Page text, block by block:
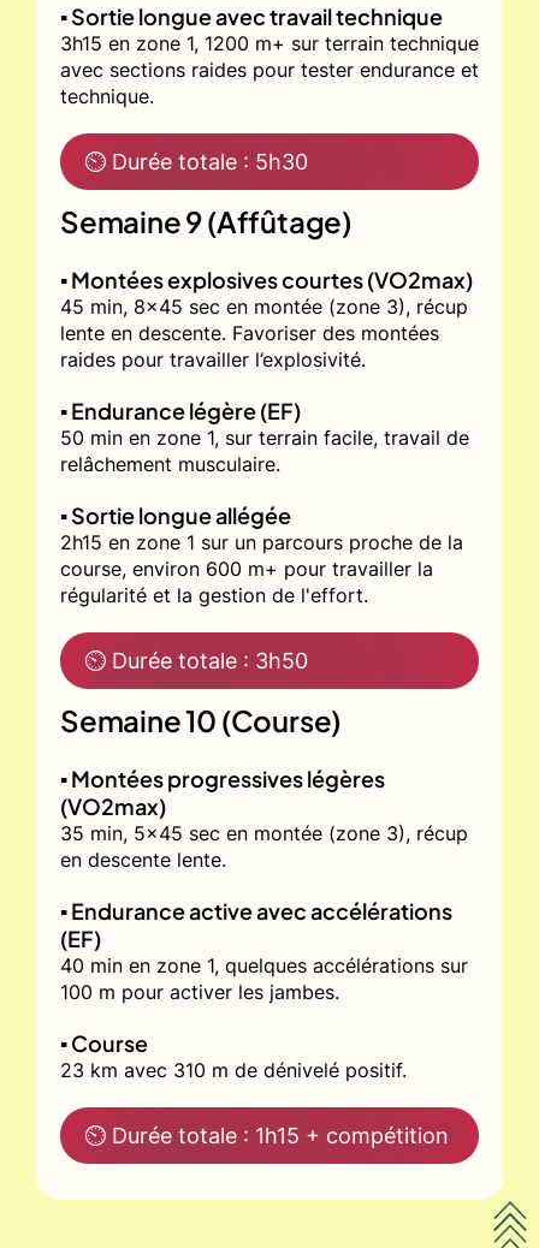
▪️ Sortie longue avec travail technique
3h15 en zone 1, 1200 m+ sur terrain technique
avec sections raides pour tester endurance et
technique.
⏲ Durée totale : 5h30
Semaine 9 (Affûtage)
▪️ Montées explosives courtes (VO2max)
45 min, 8x45 sec en montée (zone 3), récup
lente en descente. Favoriser des montées
raides pour travailler l’explosivité.
▪️ Endurance légère (EF)
50 min en zone 1, sur terrain facile, travail de
relâchement musculaire.
▪️ Sortie longue allégée
2h15 en zone 1 sur un parcours proche de la
course, environ 600 m+ pour travailler la
régularité et la gestion de l'effort.
⏲ Durée totale : 3h50
Semaine 10 (Course)
▪️ Montées progressives légères
(VO2max)
35 min, 5x45 sec en montée (zone 3), récup
en descente lente.
▪️ Endurance active avec accélérations
(EF)
40 min en zone 1, quelques accélérations sur
100 m pour activer les jambes.
▪️ Course
23 km avec 310 m de dénivelé positif.
⏲ Durée totale : 1h15 + compétition